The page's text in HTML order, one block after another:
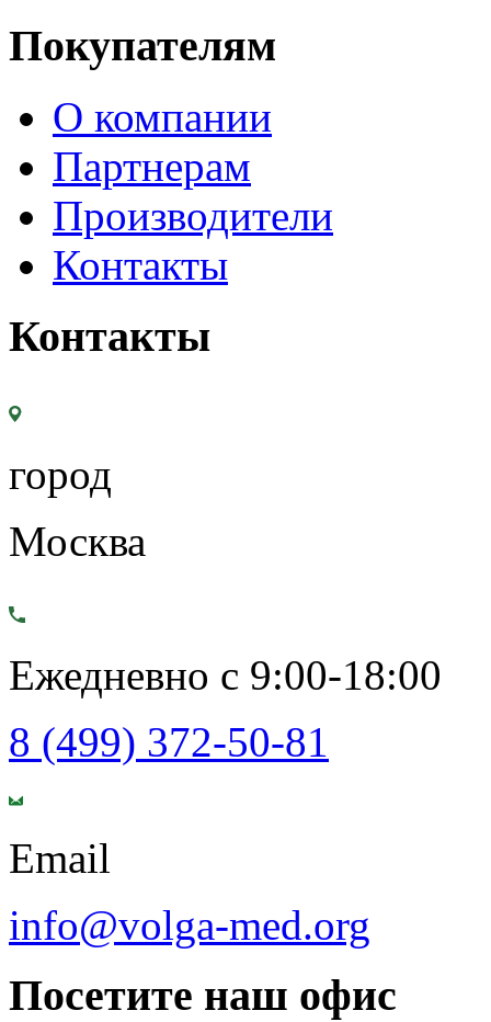
Покупателям
О компании
Партнерам
Производители
Контакты
Контакты
город
Москва
Ежедневно с 9:00-18:00
8 (499) 372-50-81
Email
info@volga-med.org
Посетите наш офис